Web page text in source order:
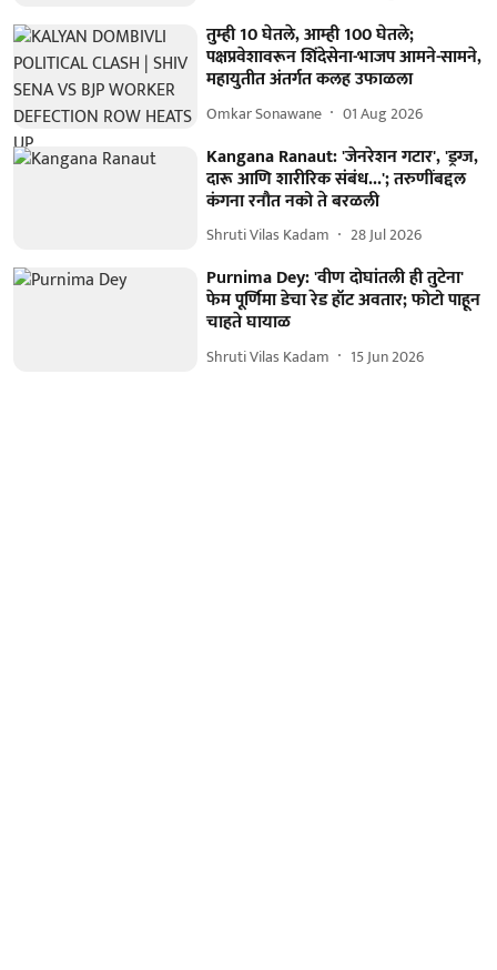
तुम्ही 10 घेतले, आम्ही 100 घेतले;
पक्षप्रवेशावरून शिंदेसेना-भाजप आमने-सामने,
महायुतीत अंतर्गत कलह उफाळला
Omkar Sonawane 01 Aug 2026
Kangana Ranaut: 'जेनरेशन गटार', 'ड्रग्ज,
दारू आणि शारीरिक संबंध...'; तरुणींबद्दल
कंगना रनौत नको ते बरळली
Shruti Vilas Kadam 28 Jul 2026
Purnima Dey: 'वीण दोघांतली ही तुटेना'
फेम पूर्णिमा डेचा रेड हॉट अवतार; फोटो पाहून
चाहते घायाळ
Shruti Vilas Kadam 15 Jun 2026